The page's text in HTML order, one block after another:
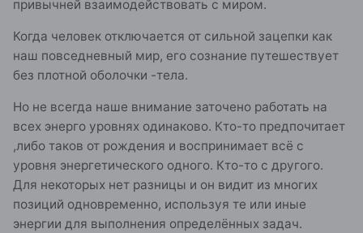
привычней взаимодействовать с миром.
Когда человек отключается от сильной зацепки как
наш повседневный мир, его сознание путешествует
без плотной оболочки -тела.
Но не всегда наше внимание заточено работать на
всех энерго уровнях одинаково. Кто-то предпочитает
,либо таков от рождения и воспринимает всё с
уровня энергетического одного. Кто-то с другого.
Для некоторых нет разницы и он видит из многих
позиций одновременно, используя те или иные
энергии для выполнения определённых задач.